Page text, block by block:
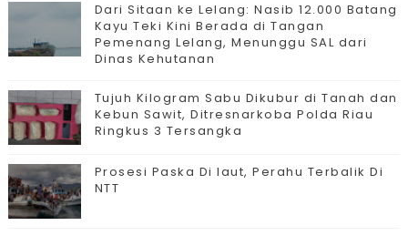
Dari Sitaan ke Lelang: Nasib 12.000 Batang
Kayu Teki Kini Berada di Tangan
Pemenang Lelang, Menunggu SAL dari
Dinas Kehutanan
Tujuh Kilogram Sabu Dikubur di Tanah dan
Kebun Sawit, Ditresnarkoba Polda Riau
Ringkus 3 Tersangka
Prosesi Paska Di laut, Perahu Terbalik Di
NTT